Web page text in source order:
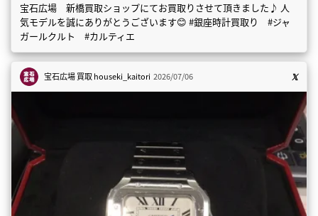
宝石広場 新橋買取ショップにてお買取りさせて頂きました♪ 人
気モデルを誠にありがとうございます😊 #銀座時計買取り #ジャ
ガールクルト #カルティエ
宝石広場 買取houseki_kaitori 2026/07/06